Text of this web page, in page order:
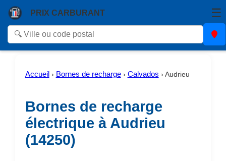
PRIX CARBURANT ☰
Accueil › Bornes de recharge› Calvados › Audrieu
Bornes de recharge
électrique à Audrieu
(14250)